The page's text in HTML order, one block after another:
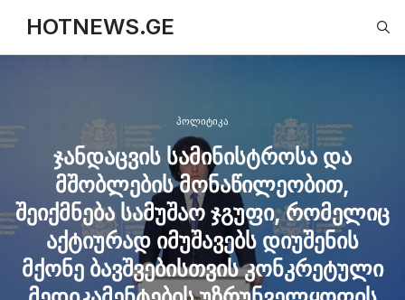
HOTNEWS.GE
ᲞᲝᲚᲘᲢᲘᲙᲐ
ჯანდაცვის სამინისტროსა და
მშობლების მონაწილეობით,
შეიქმნება სამუშაო ჯგუფი, რომელიც
აქტიურად იმუშავებს დიუშენის
მქონე ბავშვებისთვის კონკრეტული